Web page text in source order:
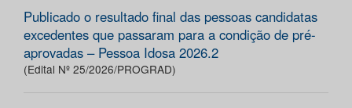
Publicado o resultado final das pessoas candidatas
excedentes que passaram para a condição de pré-
aprovadas – Pessoa Idosa 2026.2
(Edital Nº 25/2026/PROGRAD)